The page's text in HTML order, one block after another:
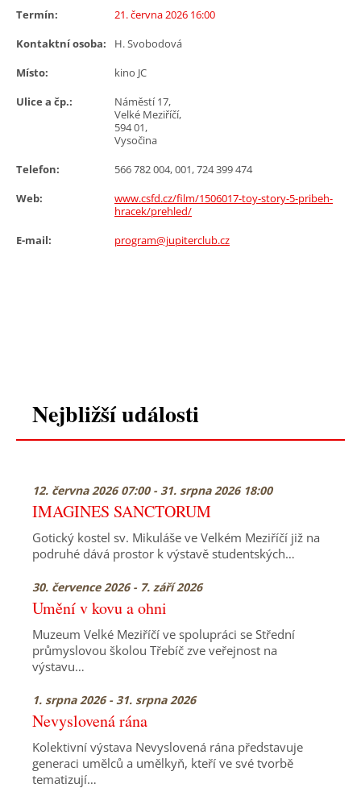
Termín:
21. června 2026 16:00
Kontaktní osoba:
H. Svobodová
Místo:
kino JC
Ulice a čp.:
Náměstí 17,
Velké Meziříčí,
594 01,
Vysočina
Telefon:
566 782 004, 001, 724 399 474
Web:
www.csfd.cz/film/1506017-toy-story-5-pribeh-
hracek/prehled/
E-mail:
program@jupiterclub.cz
Nejbližší události
12. června 2026 07:00 - 31. srpna 2026 18:00
IMAGINES SANCTORUM
Gotický kostel sv. Mikuláše ve Velkém Meziříčí již na
podruhé dává prostor k výstavě studentských…
30. července 2026 - 7. září 2026
Umění v kovu a ohni
Muzeum Velké Meziříčí ve spolupráci se Střední
průmyslovou školou Třebíč zve veřejnost na
výstavu…
1. srpna 2026 - 31. srpna 2026
Nevyslovená rána
Kolektivní výstava Nevyslovená rána představuje
generaci umělců a umělkyň, kteří ve své tvorbě
tematizují…